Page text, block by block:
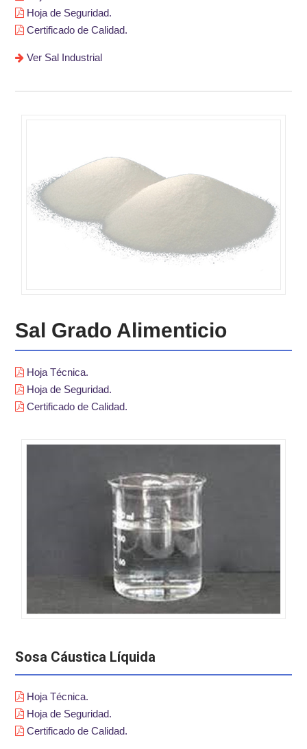
Hoja de Seguridad.
Certificado de Calidad.
Ver Sal Industrial
Sal Grado Alimenticio
Hoja Técnica.
Hoja de Seguridad.
Certificado de Calidad.
Sosa Cáustica Líquida
Hoja Técnica.
Hoja de Seguridad.
Certificado de Calidad.